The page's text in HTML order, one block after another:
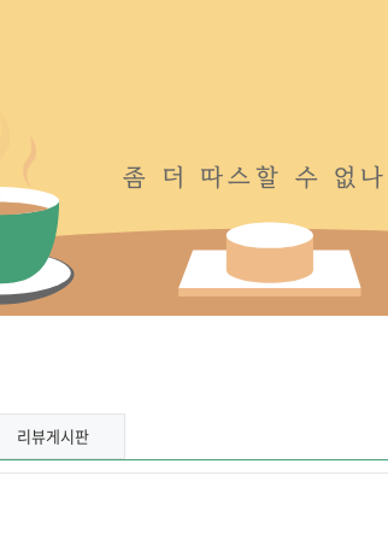
좀 더 따스 할 수 없 나
리뷰게시판